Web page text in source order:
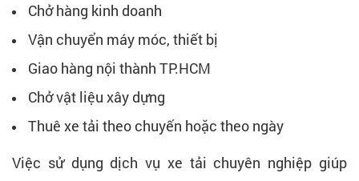
Chở hàng kinh doanh
Vận chuyển máy móc, thiết bị
Giao hàng nội thành TP.HCM
Chở vật liệu xây dựng
Thuê xe tải theo chuyến hoặc theo ngày
Việc sử dụng dịch vụ xe tải chuyên nghiệp giúp